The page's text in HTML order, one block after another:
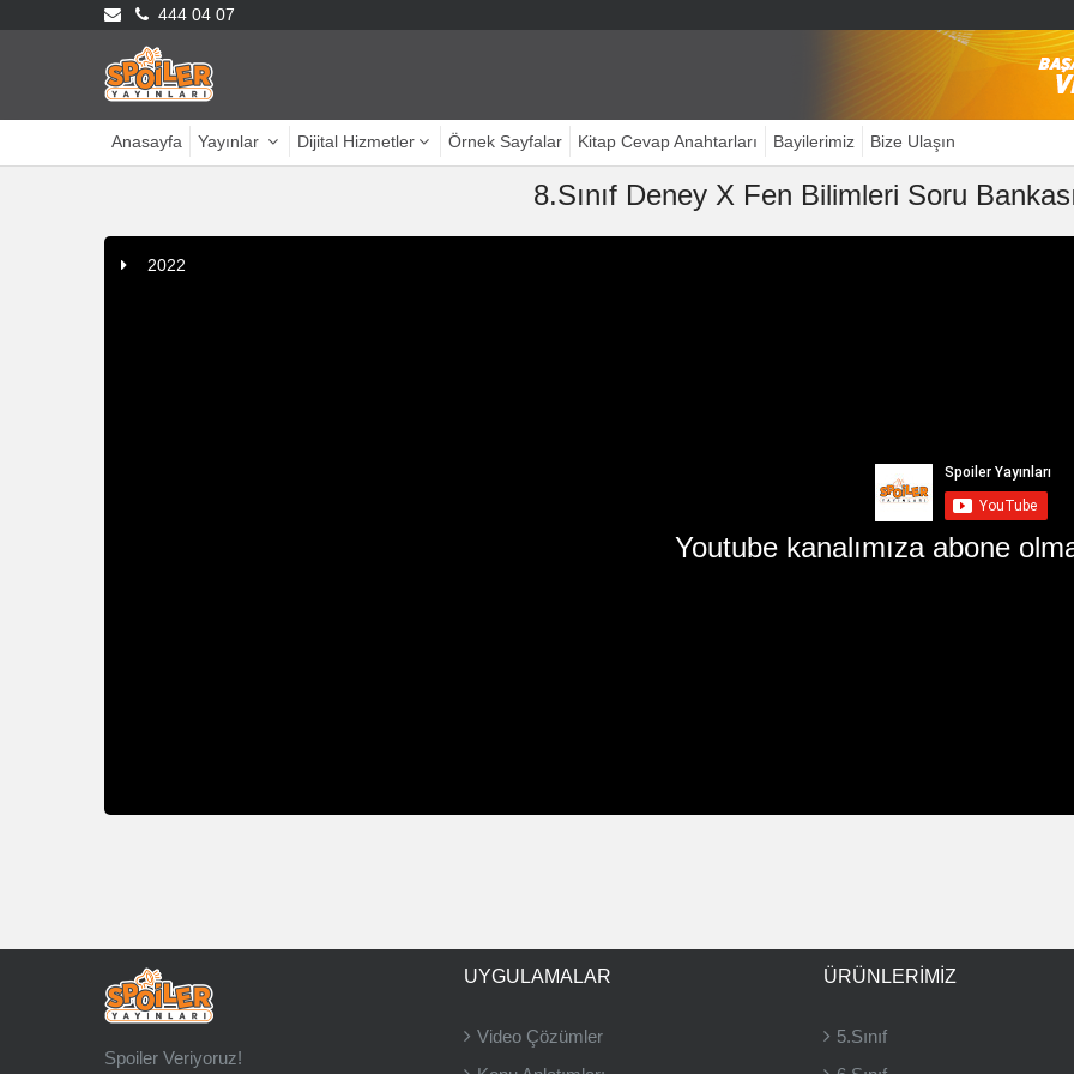
444 04 07
Anasayfa Yayınlar Dijital Hizmetler Örnek Sayfalar Kitap Cevap Anahtarları Bayilerimiz Bize Ulaşın
8.Sınıf Deney X Fen Bilimleri Soru
2022
Youtube kanalımıza abone
Spoiler Veriyoruz!
UYGULAMALAR
Video Çözümler
ÜRÜNLERIMIZ
5.Sınıf